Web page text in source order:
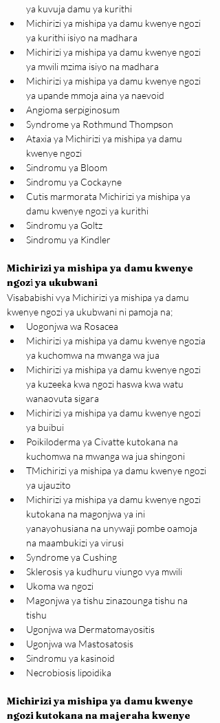
ya kuvuja damu ya kurithi
Michirizi ya mishipa ya damu kwenye ngozi
ya kurithi isiyo na madhara
Michirizi ya mishipa ya damu kwenye ngozi
ya mwili mzima isiyo na madhara
Michirizi ya mishipa ya damu kwenye ngozi
ya upande mmoja aina ya naevoid
Angioma serpiginosum
Syndrome ya Rothmund Thompson
Ataxia ya Michirizi ya mishipa ya damu
kwenye ngozi
Sindromu ya Bloom
Sindromu ya Cockayne
Cutis marmorata Michirizi ya mishipa ya
damu kwenye ngozi ya kurithi
Sindromu ya Goltz
Sindromu ya Kindler
Michirizi ya mishipa ya damu kwenye
ngozi ya ukubwani
Visababishi vya Michirizi ya mishipa ya damu
kwenye ngozi ya ukubwani ni pamoja na;
Uogonjwa wa Rosacea
Michirizi ya mishipa ya damu kwenye ngozia
ya kuchomwa na mwanga wa jua
Michirizi ya mishipa ya damu kwenye ngozi
ya kuzeeka kwa ngozi haswa kwa watu
wanaovuta sigara
Michirizi ya mishipa ya damu kwenye ngozi
ya buibui
Poikiloderma ya Civatte kutokana na
kuchomwa na mwanga wa jua shingoni
TMichirizi ya mishipa ya damu kwenye ngozi
ya ujauzito
Michirizi ya mishipa ya damu kwenye ngozi
kutokana na magonjwa ya ini
yanayohusiana na unywaji pombe oamoja
na maambukizi ya virusi
Syndrome ya Cushing
Sklerosis ya kudhuru viungo vya mwili
Ukoma wa ngozi
Magonjwa ya tishu zinazounga tishu na
tishu
Ugonjwa wa Dermatomayositis
Ugonjwa wa Mastosatosis
Sindromu ya kasinoid
Necrobiosis lipoidika
Michirizi ya mishipa ya damu kwenye
ngozikutokana na majeraha kwenye